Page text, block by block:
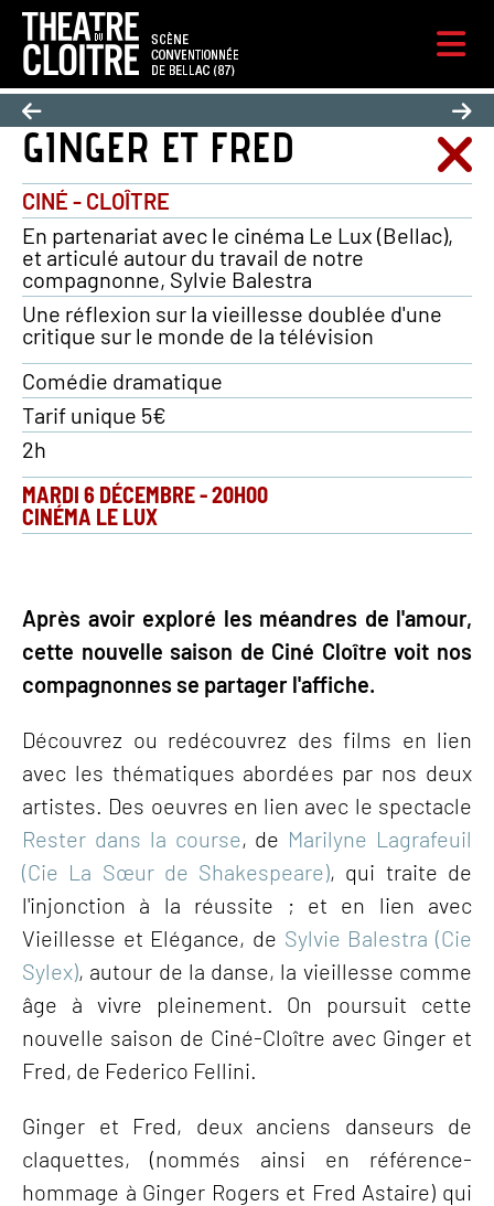
GINGER ET FRED
CINÉ - CLOÎTRE
En partenariat avec le cinéma Le Lux (Bellac),
et articulé autour du travail de notre
compagnonne, Sylvie Balestra
Une réflexion sur la vieillesse doublée d'une
critique sur le monde de la télévision
MARDI 6 DÉCEMBRE-20H00
CINÉMA LE LUX
Comédie dramatique
Tarif unique 5€
2h
Après avoir exploré les méandres de l'amour,
cette nouvelle saison de Ciné Cloître voit nos
compagnonnes se partager l'affiche.
Découvrez ou redécouvrez des films en lien
avec les thématiques abordées par nos deux
artistes. Des oeuvres en lien avec le spectacle
Rester dans la course, de Marilyne Lagrafeuil
(Cie La Sœur de Shakespeare), qui traite de
l'injonction à la réussite ; et en lien avec
Vieillesse et Elégance, de Sylvie Balestra (Cie
Sylex), autour de la danse, la vieillesse comme
âge à vivre pleinement. On poursuit cette
nouvelle saison de Ciné-Cloître avec Ginger et
Fred, de Federico Fellini.
Ginger et Fred, deux anciens danseurs de
claquettes, (nommés ainsi en référence-
hommage à Ginger Rogers et Fred Astaire) qui